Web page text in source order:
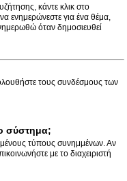
κάντε κλικ στο
ενημερώνεστε για ένα θέμα,
όταν δημοσιευθεί
τους συνδέσμους των
σύστημα;
τύπους συνημμένων. Αν
με το διαχειριστή